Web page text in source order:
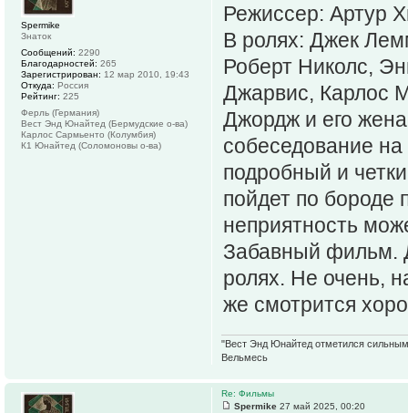
Режиссер: Артур
В ролях: Джек
Роберт Николс,
Джарвис, Карлос
Джордж и его
собеседование
подробный и
пойдет по бороде
неприятность
Забавный фильм.
ролях. Не очень,
же смотрится
"Вест Энд Юнайтед отметился сильным
Вельмесь
Spermike
Знаток
Сообщений: 2290
Благодарностей: 265
Зарегистрирован: 12 мар 2010, 19:43
Откуда: Россия
Рейтинг: 225
Ферль (Германия)
Вест Энд Юнайтед (Бермудские о-ва)
Карлос Сармьенто (Колумбия)
К1 Юнайтед (Соломоновы о-ва)
Re: Фильмы
Spermike 27 май 2025, 00:20